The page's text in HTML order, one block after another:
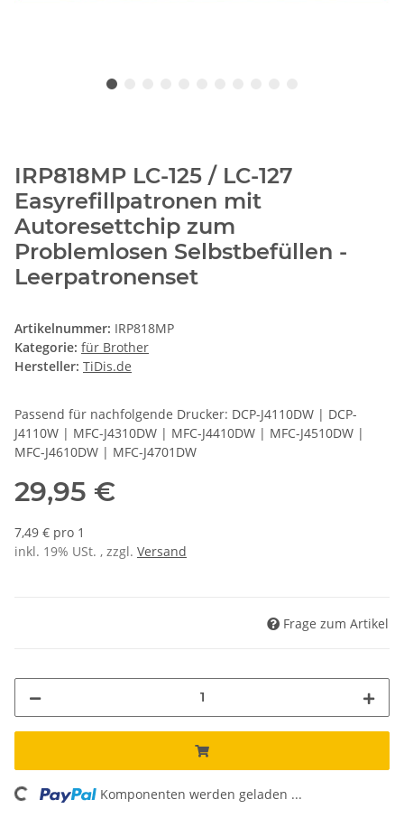
IRP818MP LC-125 / LC-127
Easyrefillpatronen mit
Autoresettchip zum
Problemlosen Selbstbefüllen -
Leerpatronenset
Artikelnummer: IRP818MP
Kategorie: für Brother
Hersteller: TiDis.de
Passend für nachfolgende Drucker: DCP-J4110DW | DCP-
J4110W | MFC-J4310DW | MFC-J4410DW | MFC-J4510DW |
MFC-J4610DW | MFC-J4701DW
29,95 €
7,49 € pro 1
inkl. 19% USt. , zzgl. Versand
Frage zum Artikel
Komponenten werden geladen ...